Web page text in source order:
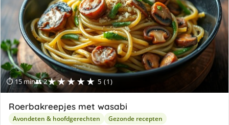
⏱ 15 min👥 2★★★★★ 5 (1)
Roerbakreepjes met wasabi
Avondeten & hoofdgerechten Gezonde recepten